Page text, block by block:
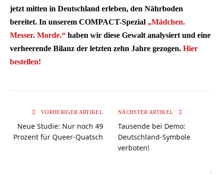
jetzt mitten in Deutschland erleben, den Nährboden
bereitet. In unserem COMPACT-Spezial „Mädchen.
Messer. Morde.“ haben wir diese Gewalt analysiert und eine
verheerende Bilanz der letzten zehn Jahre gezogen. Hier
bestellen!
VORHERIGER ARTIKEL
Neue Studie: Nur noch 49
Prozent für Queer-Quatsch
NÄCHSTER ARTIKEL
Tausende bei Demo:
Deutschland-Symbole
verboten!